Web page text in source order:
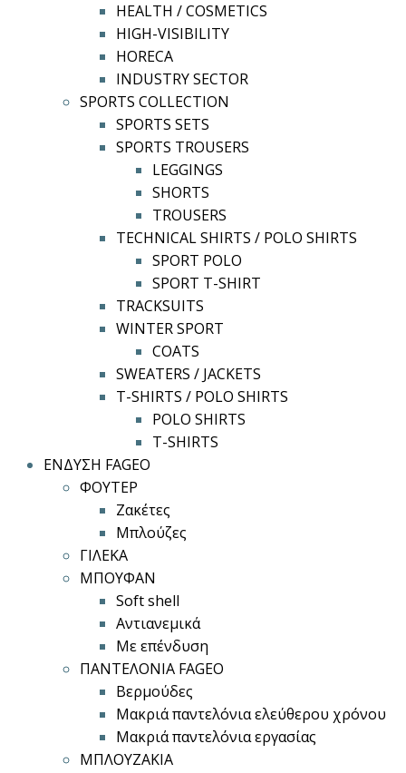
HEALTH / COSMETICS
HIGH-VISIBILITY
HORECA
INDUSTRY SECTOR
SPORTS COLLECTION
SPORTS SETS
SPORTS TROUSERS
LEGGINGS
SHORTS
TROUSERS
TECHNICAL SHIRTS / POLO SHIRTS
SPORT POLO
SPORT T-SHIRT
TRACKSUITS
WINTER SPORT
COATS
SWEATERS / JACKETS
T-SHIRTS / POLO SHIRTS
POLO SHIRTS
T-SHIRTS
ΕΝΔΥΣΗ FAGEO
ΦΟΥΤΕΡ
Ζακέτες
Μπλούζες
ΓΙΛΕΚΑ
ΜΠΟΥΦΑΝ
Soft shell
Αντιανεμικά
Με επένδυση
ΠΑΝΤΕΛΟΝΙΑ FAGEO
Βερμούδες
Μακριά παντελόνια ελεύθερου χρόνου
Μακριά παντελόνια εργασίας
ΜΠΛΟΥΖΑΚΙΑ